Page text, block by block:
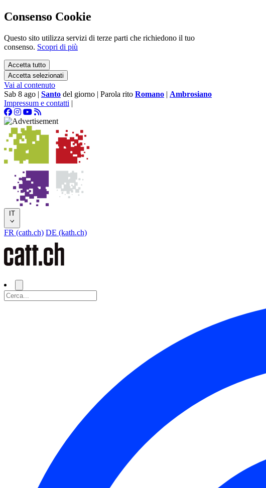
Consenso Cookie
Questo sito utilizza servizi di terze parti che richiedono il tuo
consenso. Scopri di più
Accetta tutto
Accetta selezionati
Vai al contenuto
Sab 8 ago | Santo del giorno | Parola rito Romano | Ambrosiano
Impressum e contatti |
IT
FR (cath.ch) DE (kath.ch)